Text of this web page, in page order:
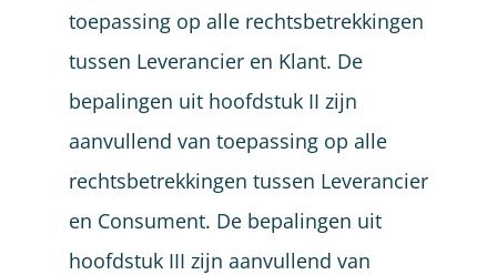
toepassing op alle rechtsbetrekkingen
tussen Leverancier en Klant. De
bepalingen uit hoofdstuk II zijn
aanvullend van toepassing op alle
rechtsbetrekkingen tussen Leverancier
en Consument. De bepalingen uit
hoofdstuk III zijn aanvullend van